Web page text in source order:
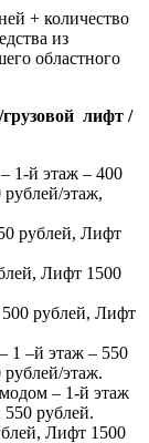
+ количество
из
областного
лифт /
1-й этаж – 400
этаж,
рублей, Лифт
Лифт 1500
рублей, Лифт
1 –й этаж – 550
этаж.
– 1-й этаж
рублей.
Лифт 1500